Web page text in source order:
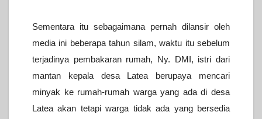
Sementara itu sebagaimana pernah dilansir oleh
media ini beberapa tahun silam, waktu itu sebelum
terjadinya pembakaran rumah, Ny. DMI, istri dari
mantan kepala desa Latea berupaya mencari
minyak ke rumah-rumah warga yang ada di desa
Latea akan tetapi warga tidak ada yang bersedia